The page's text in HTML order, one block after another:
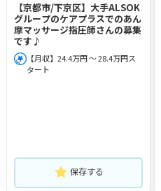
【京都市/下京区】大手ALSOK
グループのケアプラスでのあん
摩マッサージ指圧師さんの募集
です♪
【月収】24.4万円 ～ 28.4万円ス
タート
保存する